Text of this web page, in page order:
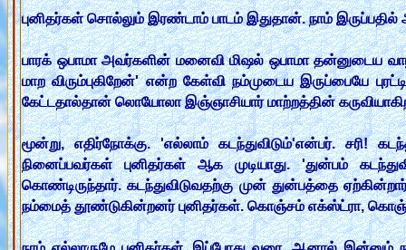
புனிதர்கள் சொல்லும் இரண்டாம் பாடம் இதுதான். நாம் இருப்பதில்
பாரக் ஒபாமா அவர்களின் மனைவி மிஷல் ஒபாமா தன்னுடைய
மாற விரும்புகிறேன்' என்ற கேள்வி நம்முடைய இருப்பையே
கேட்டதால்தான் லொயோலா இஞ்ஞாசியார் மாற்றத்தின்
மூன்று, எதிர்நோக்கு. 'எல்லாம் கடந்துவிடும்'என்பர். சரி!
நினைப்பவர்கள் புனிதர்கள் ஆக முடியாது. 'துன்பம்
கொண்டிருந்தார். கடந்துவிடுவதற்கு முன் துன்பத்தை
நம்மைத் தூண்டுகின்றனர் புனிதர்கள். கொஞ்சம் எக்ஸ்ட்ரா,